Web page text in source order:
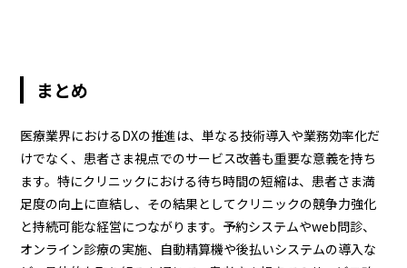
まとめ
医療業界におけるDXの推進は、単なる技術導入や業務効率化だ
けでなく、患者さま視点でのサービス改善も重要な意義を持ち
ます。特にクリニックにおける待ち時間の短縮は、患者さま満
足度の向上に直結し、その結果としてクリニックの競争力強化
と持続可能な経営につながります。予約システムやweb問診、
オンライン診療の実施、自動精算機や後払いシステムの導入な